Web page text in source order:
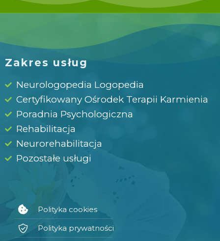
Zakres usług
Neurologopedia Logopedia
Certyfikowany Ośrodek Terapii Karmienia
Poradnia Psychologiczna
Rehabilitacja
Neurorehabilitacja
Pozostałe usługi
Polityka cookies
Polityka prywatności